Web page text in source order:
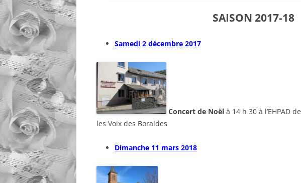
SAISON 2017-18
Samedi 2 décembre 2017
Concert de Noël à 14 h 30 à l’EHPAD de
les Voix des Boraldes
Dimanche 11 mars 2018